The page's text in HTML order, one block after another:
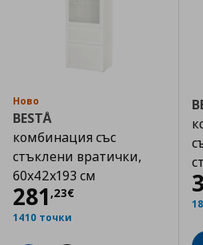
Ново
BESTÅ
комбинация със
стъклени вратички,
60x42x193 см
281 ,23€
Цена
1410 точки